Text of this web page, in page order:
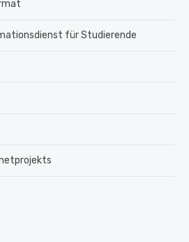
für Studierende